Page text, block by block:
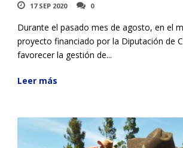
17 SEP 2020 0
Durante el pasado mes de agosto, en el
proyecto financiado por la Diputación de
favorecer la gestión de...
Leer más